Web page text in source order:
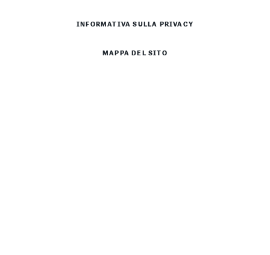
INFORMATIVA SULLA PRIVACY
MAPPA DEL SITO